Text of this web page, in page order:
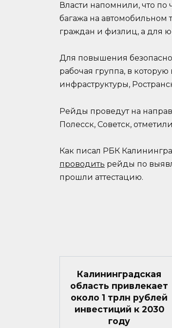
Власти напомнили, что по
багажа на автомобильном
граждан и физлиц, а для
Для повышения
рабочая группа, в
инфраструктуры,
Рейды проведут на
Полесск, Советск,
Как писал РБК
проводить рейды по
прошли аттестацию.
Калининградская
область привлекает
около 1 трлн рублей
инвестиций к 2030
году